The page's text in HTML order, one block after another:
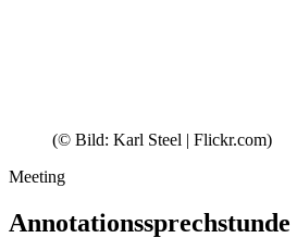
(© Bild: Karl Steel | Flickr.com)
Meeting
Annotationssprechstunde